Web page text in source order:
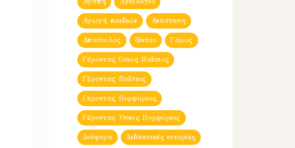
Αγωγή παιδιών Ανάσταση
Απόστολος Βίντεο Γάμος
Γέροντας Όσιος Παΐσιος
Γέροντας Παΐσιος
Γέροντας Πορφύριος
Γέροντας Ὀσιος Πορφύριος
Διάφορα Διδακτικές ιστορίες